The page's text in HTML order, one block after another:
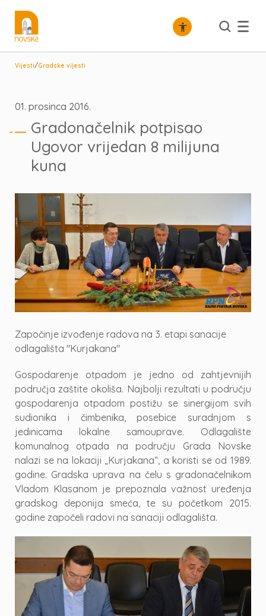
Vijesti/Gradske vijesti
01. prosinca 2016.
Gradonačelnik potpisao
Ugovor vrijedan 8 milijuna
kuna
Započinje izvođenje radova na 3. etapi sanacije
odlagališta "Kurjakana"
Gospodarenje otpadom je jedno od zahtjevnijih
područja zaštite okoliša. Najbolji rezultati u području
gospodarenja otpadom postižu se sinergijom svih
sudionika i čimbenika, posebice suradnjom s
jedinicama lokalne samouprave. Odlagalište
komunalnog otpada na području Grada Novske
nalazi se na lokaciji „Kurjakana“, a koristi se od 1989.
godine. Gradska uprava na čelu s gradonačelnikom
Vladom Klasanom je prepoznala važnost uređenja
gradskog deponija smeća, te su početkom 2015.
godine započeli radovi na sanaciji odlagališta.